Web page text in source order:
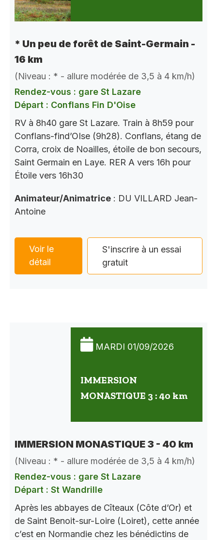
* Un peu de forêt de Saint-Germain -
16 km
(Niveau : * - allure modérée de 3,5 à 4 km/h)
Rendez-vous : gare St Lazare
Départ : Conflans Fin D'Oise
RV à 8h40 gare St Lazare. Train à 8h59 pour
Conflans-find’OIse (9h28). Conflans, étang de
Corra, croix de Noailles, étoile de bon secours,
Saint Germain en Laye. RER A vers 16h pour
Étoile vers 16h30
Animateur/Animatrice : DU VILLARD Jean-
Antoine
Voir le
détail
S'inscrire à un essai
gratuit
MARDI 01/09/2026
IMMERSION
MONASTIQUE 3 : 40 km
IMMERSION MONASTIQUE 3 - 40 km
(Niveau : * - allure modérée de 3,5 à 4 km/h)
Rendez-vous : gare St Lazare
Départ : St Wandrille
Après les abbayes de Cîteaux (Côte d’Or) et
de Saint Benoit-sur-Loire (Loiret), cette année
c’est en Normandie chez les bénédictins de